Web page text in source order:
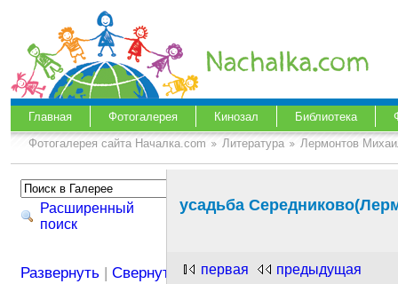
Главная Фотогалерея Кинозал Библиотека
Фотогалерея сайта Началка.com Литература Лермонтов
Расширенный
поиск
Развернуть |Свернуть
усадьба
первая предыдущая